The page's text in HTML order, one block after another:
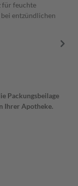
für feuchte
bei entzündlichen
Packungsbeilage
Ihrer Apotheke.